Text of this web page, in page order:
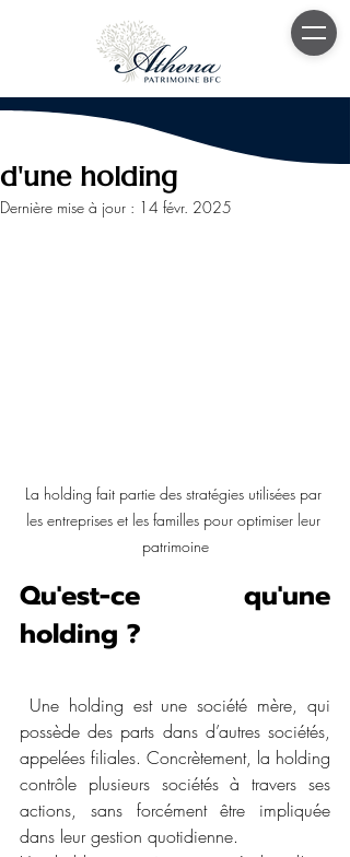
Tout savoir sur la création
d'une holding
13 févr. 2025
Dernière mise à jour : 14 févr. 2025
La holding fait partie des stratégies utilisées par
les entreprises et les familles pour optimiser leur
patrimoine
Qu'est-ce qu'une
holding ?
Une holding est une société mère, qui
possède des parts dans d’autres sociétés,
appelées filiales. Concrètement, la holding
contrôle plusieurs sociétés à travers ses
actions, sans forcément être impliquée
dans leur gestion quotidienne.